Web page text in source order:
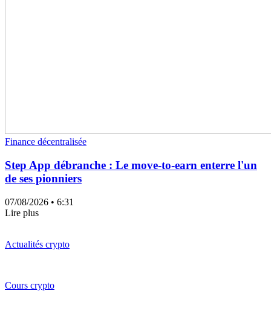
Finance décentralisée
Step App débranche : Le move-to-earn enterre l'un
de ses pionniers
07/08/2026 • 6:31
Lire plus
Actualités crypto
Cours crypto